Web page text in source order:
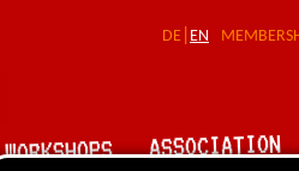
DE EN
ASSOCIATION